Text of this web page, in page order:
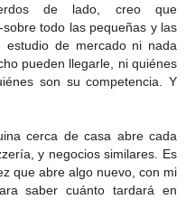
de lado, creo que
todo las pequeñas y las
estudio de mercado ni nada
pueden llegarle, ni quiénes
son su competencia. Y
cerca de casa abre cada
y negocios similares. Es
que abre algo nuevo, con mi
saber cuánto tardará en